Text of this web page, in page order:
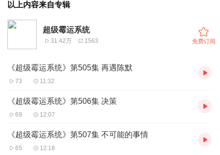
以上内容来自专辑
超级霉运系统
31.42万 1563 免费订阅
《超级霉运系统》第505集 再遇陈默
73 11:32
《超级霉运系统》第506集 决策
69 12:07
《超级霉运系统》第507集 不可能的事情
65 12:18